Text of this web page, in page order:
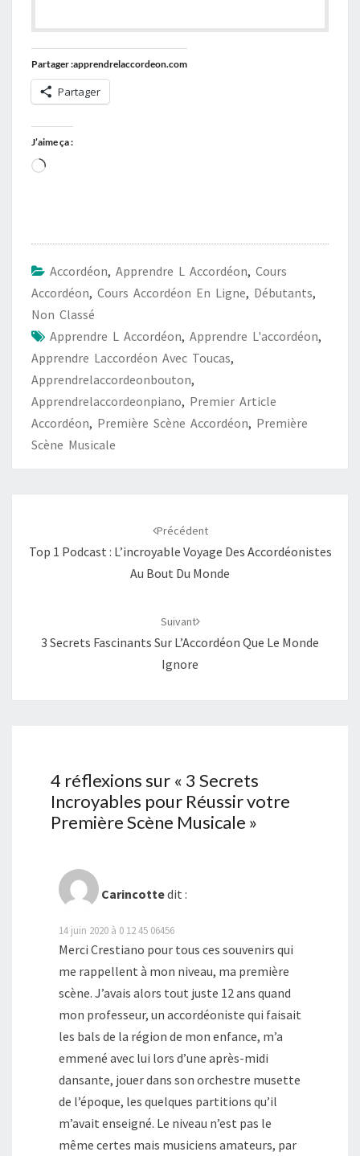
Partager :apprendrelaccordeon.com
Partager
J’aime ça :
Chargement…
Accordéon, Apprendre L Accordéon, Cours
Accordéon, Cours Accordéon En Ligne, Débutants,
Non Classé
Apprendre L Accordéon, Apprendre L'accordéon,
Apprendre Laccordéon Avec Toucas,
Apprendrelaccordeonbouton,
Apprendrelaccordeonpiano, Premier Article
Accordéon, Première Scène Accordéon, Première
Scène Musicale
Précédent
Top 1 Podcast : L’incroyable Voyage Des Accordéonistes
Au Bout Du Monde
Suivant
3 Secrets Fascinants Sur L’Accordéon Que Le Monde
Ignore
4 réflexions sur « 3 Secrets
Incroyables pour Réussir votre
Première Scène Musicale »
Carincottedit :
14 juin 2020 à 0 12 45 06456
Merci Crestiano pour tous ces souvenirs qui
me rappellent à mon niveau, ma première
scène. J’avais alors tout juste 12 ans quand
mon professeur, un accordéoniste qui faisait
les bals de la région de mon enfance, m’a
emmené avec lui lors d’une après-midi
dansante, jouer dans son orchestre musette
de l’époque, les quelques partitions qu’il
m’avait enseigné. Le niveau n’est pas le
même certes mais musiciens amateurs, par